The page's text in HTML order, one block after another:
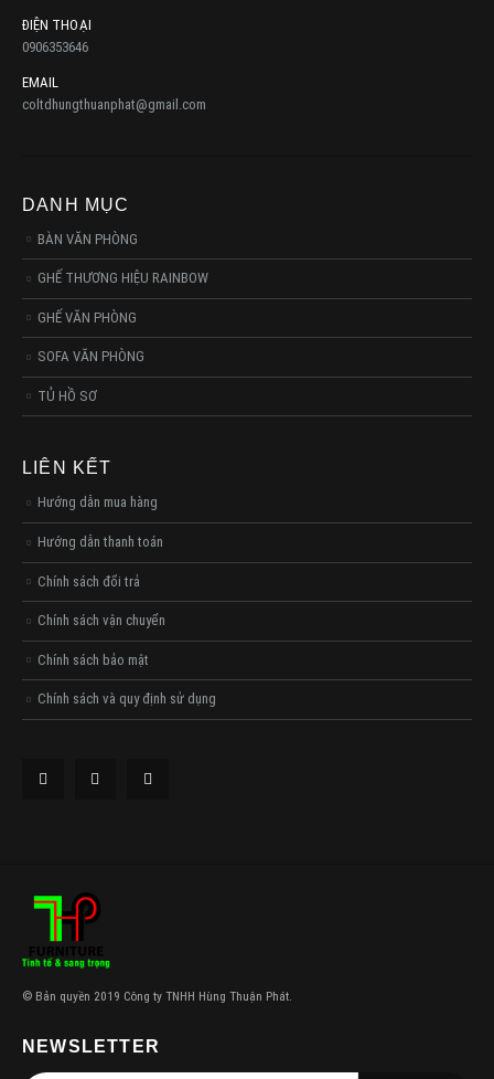
ĐIỆN THOẠI
0906353646
EMAIL
coltdhungthuanphat@gmail.com
DANH MỤC
BÀN VĂN PHÒNG
GHẾ THƯƠNG HIỆU RAINBOW
GHẾ VĂN PHÒNG
SOFA VĂN PHÒNG
TỦ HỒ SƠ
LIÊN KẾT
Hướng dẫn mua hàng
Hướng dẫn thanh toán
Chính sách đổi trả
Chính sách vận chuyển
Chính sách bảo mật
Chính sách và quy định sử dụng
© Bản quyền 2019 Công ty TNHH Hùng Thuận Phát.
NEWSLETTER